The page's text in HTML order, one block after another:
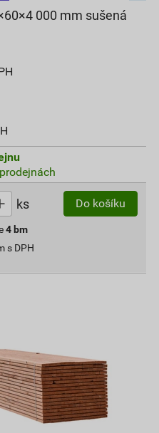
000 mm sušená
ks Do košíku
4 bm
s DPH